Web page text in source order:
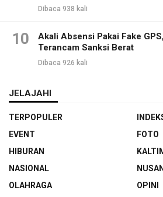
Dibaca 938 kali
10
Akali Absensi Pakai Fake
Terancam Sanksi Berat
Dibaca 926 kali
JELAJAHI
TERPOPULER
EVENT
FOTO
HIBURAN
NASIONAL
OLAHRAGA
OPINI